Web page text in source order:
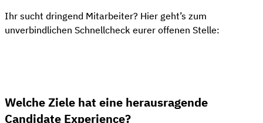
Ihr sucht dringend Mitarbeiter? Hier geht’s zum
unverbindlichen Schnellcheck eurer offenen Stelle:
Welche Ziele hat eine herausragende
Candidate Experience?